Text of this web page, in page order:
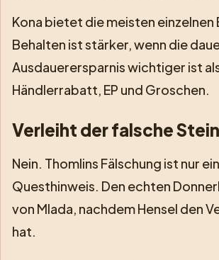
Kona bietet die meisten einzelnen
Behalten ist stärker, wenn die
Ausdauerersparnis wichtiger ist
Händlerrabatt, EP und Groschen.
Verleiht der falsche
Nein. Thomlins Fälschung ist nur ein
Questhinweis. Den echten
von Mlada, nachdem Hensel den
hat.